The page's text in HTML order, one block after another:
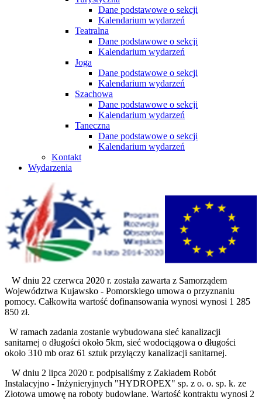
Dane podstawowe o sekcji
Kalendarium wydarzeń
Teatralna
Dane podstawowe o sekcji
Kalendarium wydarzeń
Joga
Dane podstawowe o sekcji
Kalendarium wydarzeń
Szachowa
Dane podstawowe o sekcji
Kalendarium wydarzeń
Taneczna
Dane podstawowe o sekcji
Kalendarium wydarzeń
Kontakt
Wydarzenia
W dniu 22 czerwca 2020 r. została zawarta z Samorządem
Województwa Kujawsko - Pomorskiego umowa o przyznaniu
pomocy. Całkowita wartość dofinansowania wynosi wynosi 1 285
850 zł.
W ramach zadania zostanie wybudowana sieć kanalizacji
sanitarnej o długości około 5km, sieć wodociągowa o długości
około 310 mb oraz 61 sztuk przyłączy kanalizacji sanitarnej.
W dniu 2 lipca 2020 r. podpisaliśmy z Zakładem Robót
Instalacyjno - Inżynieryjnych "HYDROPEX" sp. z o. o. sp. k. ze
Złotowa umowę na roboty budowlane. Wartość kontraktu wynosi 2